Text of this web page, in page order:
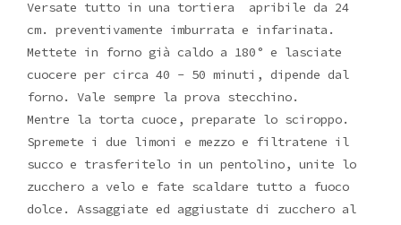
Versate tutto in una tortiera apribile da 24
cm. preventivamente imburrata e infarinata.
Mettete in forno già caldo a 180° e lasciate
cuocere per circa 40 - 50 minuti, dipende dal
forno. Vale sempre la prova stecchino.
Mentre la torta cuoce, preparate lo sciroppo.
Spremete i due limoni e mezzo e filtratene il
succo e trasferitelo in un pentolino, unite lo
zucchero a velo e fate scaldare tutto a fuoco
dolce. Assaggiate ed aggiustate di zucchero al